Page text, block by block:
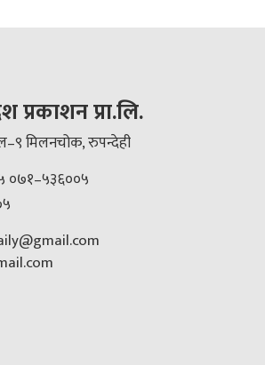
प्रा.लि.
मिलनचोक, रुपन्देही
०७१–५३६००५